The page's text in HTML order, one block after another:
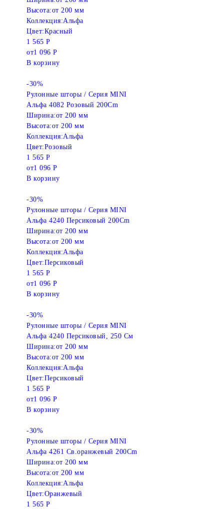
Высота:от 200 мм
Коллекция:Альфа
Цвет:Красный
1 565 Р
от1 096 Р
В корзину
-30%
Рулонные шторы / Серия MINI
Альфа 4082 Розовый 200Cm
Ширина:от 200 мм
Высота:от 200 мм
Коллекция:Альфа
Цвет:Розовый
1 565 Р
от1 096 Р
В корзину
-30%
Рулонные шторы / Серия MINI
Альфа 4240 Персиковый 200Cm
Ширина:от 200 мм
Высота:от 200 мм
Коллекция:Альфа
Цвет:Персиковый
1 565 Р
от1 096 Р
В корзину
-30%
Рулонные шторы / Серия MINI
Альфа 4240 Персиковый, 250 См
Ширина:от 200 мм
Высота:от 200 мм
Коллекция:Альфа
Цвет:Персиковый
1 565 Р
от1 096 Р
В корзину
-30%
Рулонные шторы / Серия MINI
Альфа 4261 Св.оранжевый 200Cm
Ширина:от 200 мм
Высота:от 200 мм
Коллекция:Альфа
Цвет:Оранжевый
1 565 Р